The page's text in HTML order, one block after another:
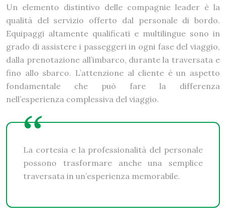
Un elemento distintivo delle compagnie leader è la
qualità del servizio offerto dal personale di bordo.
Equipaggi altamente qualificati e multilingue sono in
grado di assistere i passeggeri in ogni fase del viaggio,
dalla prenotazione all’imbarco, durante la traversata e
fino allo sbarco. L’attenzione al cliente è un aspetto
fondamentale che può fare la differenza
nell’esperienza complessiva del viaggio.
La cortesia e la professionalità del personale
possono trasformare anche una semplice
traversata in un’esperienza memorabile.